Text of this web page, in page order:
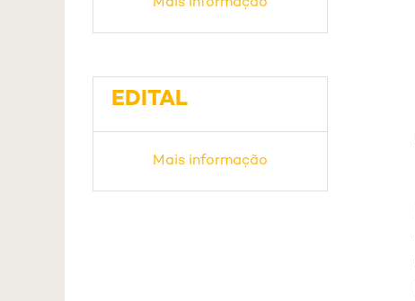
EDITAL
Mais informação